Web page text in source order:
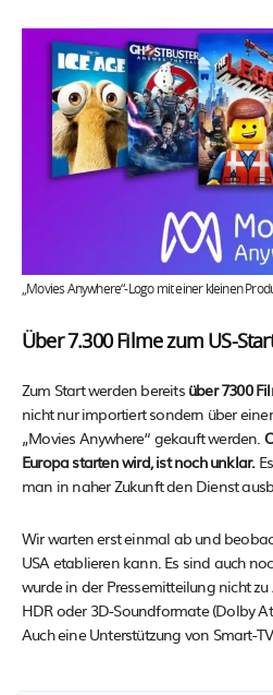
„Movies Anywhere“-Logo mit einer kleinen
Über 7.300 Filme zum US-
Zum Start werden bereits über 7300
nicht nur importiert sondern über
„Movies Anywhere“ gekauft werden.
Europa starten wird, ist noch unklar.
man in naher Zukunft den Dienst
Wir warten erst einmal ab und
USA etablieren kann. Es sind auch
wurde in der Pressemitteilung nicht zu
HDR oder 3D-Soundformate (Dolby
Auch eine Unterstützung von Smart-